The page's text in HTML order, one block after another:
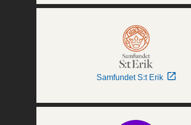
Samfundet S:t Erik